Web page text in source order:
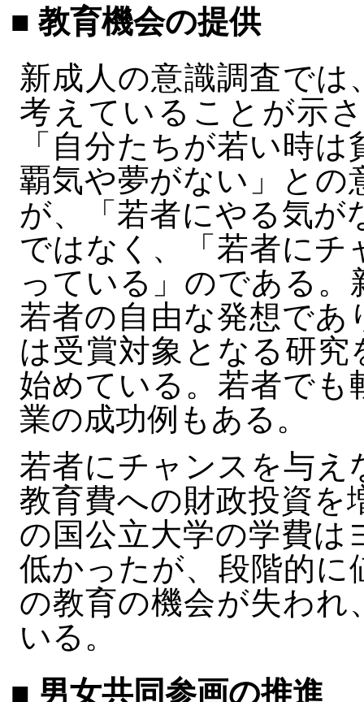
■ 教育機会の提供
新成人の意識調査で
考えていることが示
「自分たちが若い時
覇気や夢がない」との
が、「若者にやる気
ではなく、「若者に
っている」のである
若者の自由な発想であ
は受賞対象となる研
始めている。若者でも
業の成功例もある。
若者にチャンスを与え
教育費への財政投資を
の国公立大学の学費は
低かったが、段階的に
の教育の機会が失われ
いる。
■ 男女共同参画の推進